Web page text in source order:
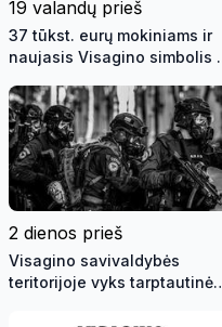
19 valandų prieš
37 tūkst. eurų mokiniams ir
naujasis Visagino simbolis |
2026 08 06 (video)
2 dienos prieš
Visagino savivaldybės
teritorijoje vyks tarptautinės